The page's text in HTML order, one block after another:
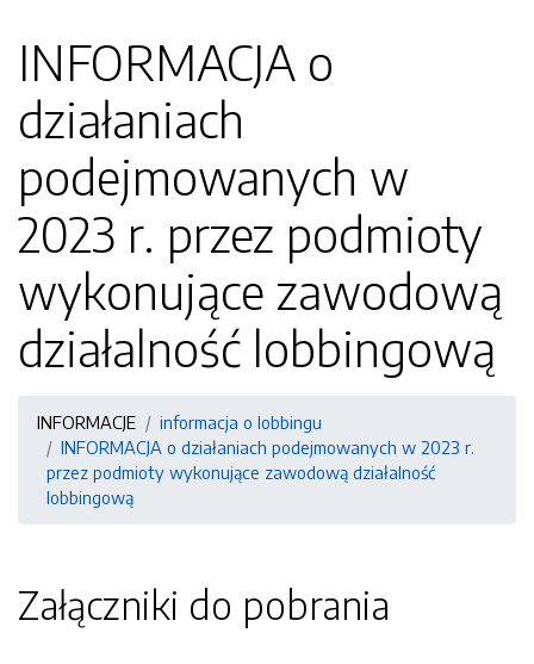
INFORMACJA o
działaniach
podejmowanych w
2023 r. przez podmioty
wykonujące zawodową
działalność lobbingową
INFORMACJE
informacja o lobbingu
INFORMACJA o działaniach podejmowanych w 2023 r.
przez podmioty wykonujące zawodową działalność
lobbingową
Załączniki do pobrania